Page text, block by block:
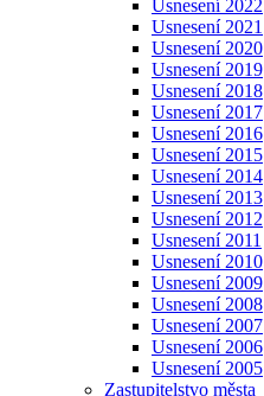
Usnesení 2022
Usnesení 2021
Usnesení 2020
Usnesení 2019
Usnesení 2018
Usnesení 2017
Usnesení 2016
Usnesení 2015
Usnesení 2014
Usnesení 2013
Usnesení 2012
Usnesení 2011
Usnesení 2010
Usnesení 2009
Usnesení 2008
Usnesení 2007
Usnesení 2006
Usnesení 2005
Zastupitelstvo města